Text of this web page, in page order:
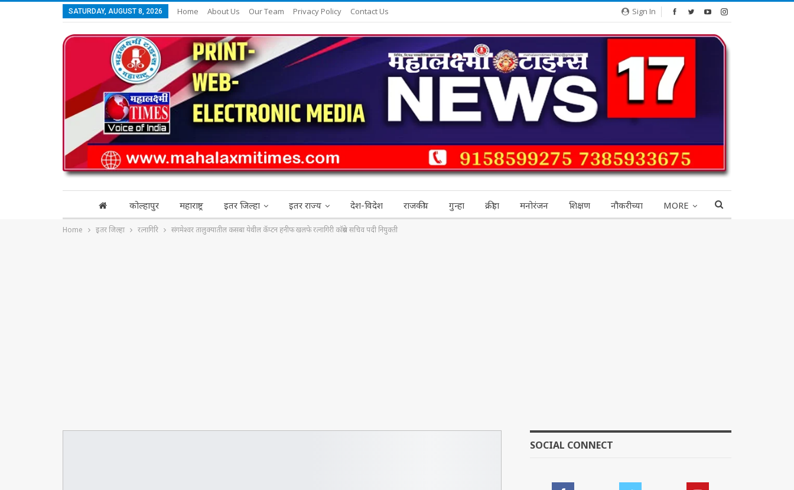
Sign In
SATURDAY, AUGUST 8, 2026 Home About Us Our Team Privacy Policy Contact Us
कोल्हापुर महाराष्ट्र इतर जिल्हा इतर राज्य देश-विदेश राजकीय गुन्हा क्रीड़ा मनोरंजन शिक्षण नौकरीच्या MORE
Home इतर जिल्हा रत्नागिरि संगमेश्वर तालुक्यातील कसबा येथील कॅप्टन हनीफ खलफे रत्नागिरी काॅग्रेस सचिव पदी नियुक्ती
SOCIAL CONNECT